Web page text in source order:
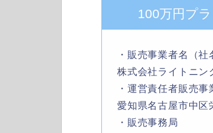
100万円プ
・販売事業者名（社
株式会社ライトニン
・運営責任者販売事
愛知県名古屋市中
・販売事務局